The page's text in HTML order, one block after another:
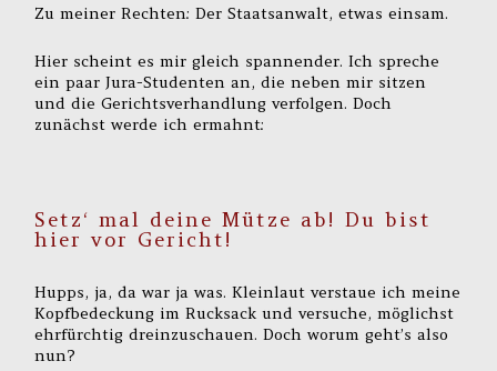
Zu meiner Rechten: Der Staatsanwalt, etwas einsam.
Hier scheint es mir gleich spannender. Ich spreche
ein paar Jura-Studenten an, die neben mir sitzen
und die Gerichtsverhandlung verfolgen. Doch
zunächst werde ich ermahnt:
Setz‘ mal deine Mütze ab! Du bist
hier vor Gericht!
Hupps, ja, da war ja was. Kleinlaut verstaue ich meine
Kopfbedeckung im Rucksack und versuche, möglichst
ehrfürchtig dreinzuschauen. Doch worum geht’s also
nun?